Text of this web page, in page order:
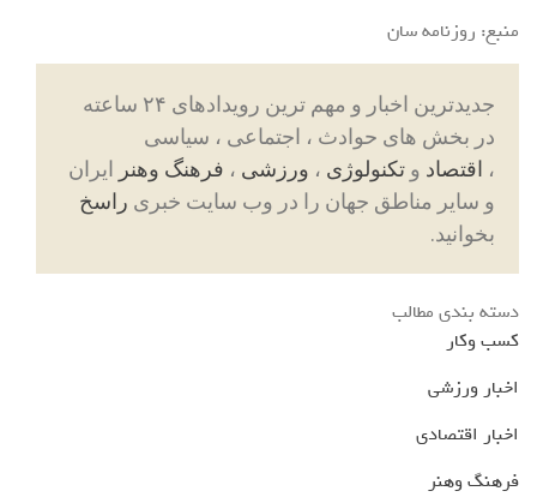
منبع: روزنامه سان
جدیدترین اخبار و مهم ترین رویدادهای ۲۴ ساعته
در بخش های حوادث ، اجتماعی ، سیاسی
، اقتصاد و تکنولوژی ، ورزشی ، فرهنگ وهنر ایران
و سایر مناطق جهان را در وب سایت خبری راسخ
بخوانید.
دسته بندی مطالب
کسب وکار
اخبار ورزشی
اخبار اقتصادی
فرهنگ وهنر